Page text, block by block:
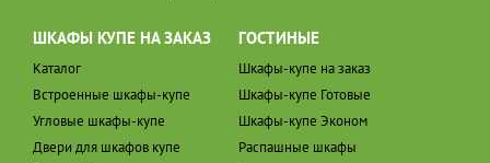
ШКАФЫ КУПЕ НА ЗАКАЗ
Каталог
Встроенные шкафы-купе
Угловые шкафы-купе
Двери для шкафов купе
ГОСТИНЫЕ
Шкафы-купе на заказ
Шкафы-купе Готовые
Шкафы-купе Эконом
Распашные шкафы